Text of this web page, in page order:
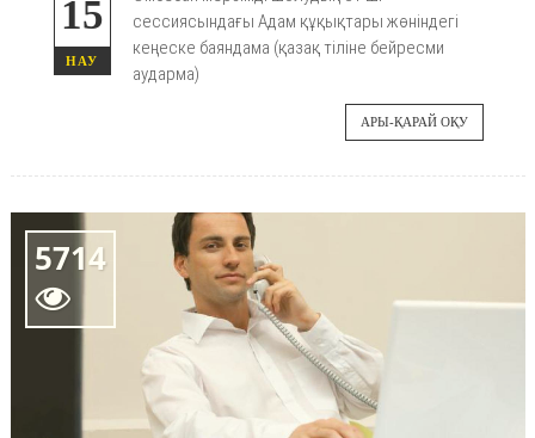
15
НАУ
сессиясындағы Адам құқықтары жөніндегі
кеңеске баяндама (қазақ тіліне бейресми
аударма)
АРЫ-ҚАРАЙ ОҚУ
5714
